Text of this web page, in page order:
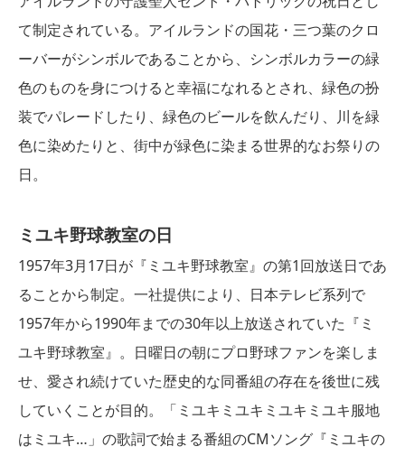
て制定されている。アイルランドの国花・三つ葉のクロ
ーバーがシンボルであることから、シンボルカラーの緑
色のものを身につけると幸福になれるとされ、緑色の扮
装でパレードしたり、緑色のビールを飲んだり、川を緑
色に染めたりと、街中が緑色に染まる世界的なお祭りの
日。
ミユキ野球教室の日
1957年3月17日が『ミユキ野球教室』の第1回放送日であ
ることから制定。一社提供により、日本テレビ系列で
1957年から1990年までの30年以上放送されていた『ミ
ユキ野球教室』。日曜日の朝にプロ野球ファンを楽しま
せ、愛され続けていた歴史的な同番組の存在を後世に残
していくことが目的。「ミユキミユキミユキミユキ服地
はミユキ…」の歌詞で始まる番組のCMソング『ミユキの